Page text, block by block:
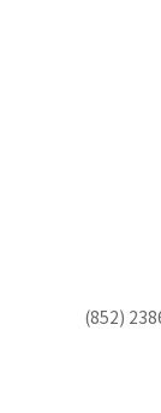
(852)